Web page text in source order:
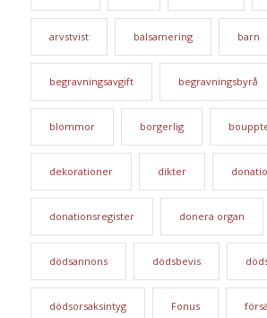
arvstvist balsamering barn
begravningsavgift begravningsbyrå
blommor borgerlig
dekorationer dikter
donationsregister donera organ
dödsannons dödsbevis
dödsorsaksintyg Fonus